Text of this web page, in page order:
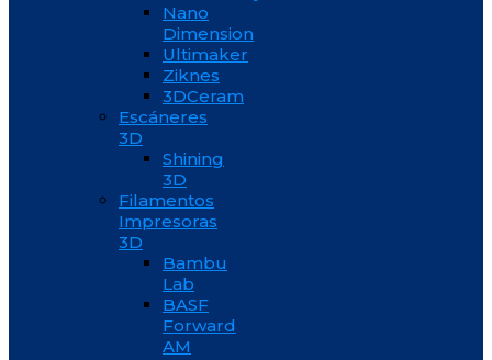
Nano
Dimension
Ultimaker
Ziknes
3DCeram
Escáneres
3D
Shining
3D
Filamentos
Impresoras
3D
Bambu
Lab
BASF
Forward
AM